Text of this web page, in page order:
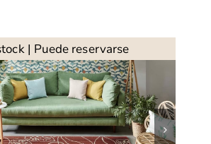
| Puede reservarse